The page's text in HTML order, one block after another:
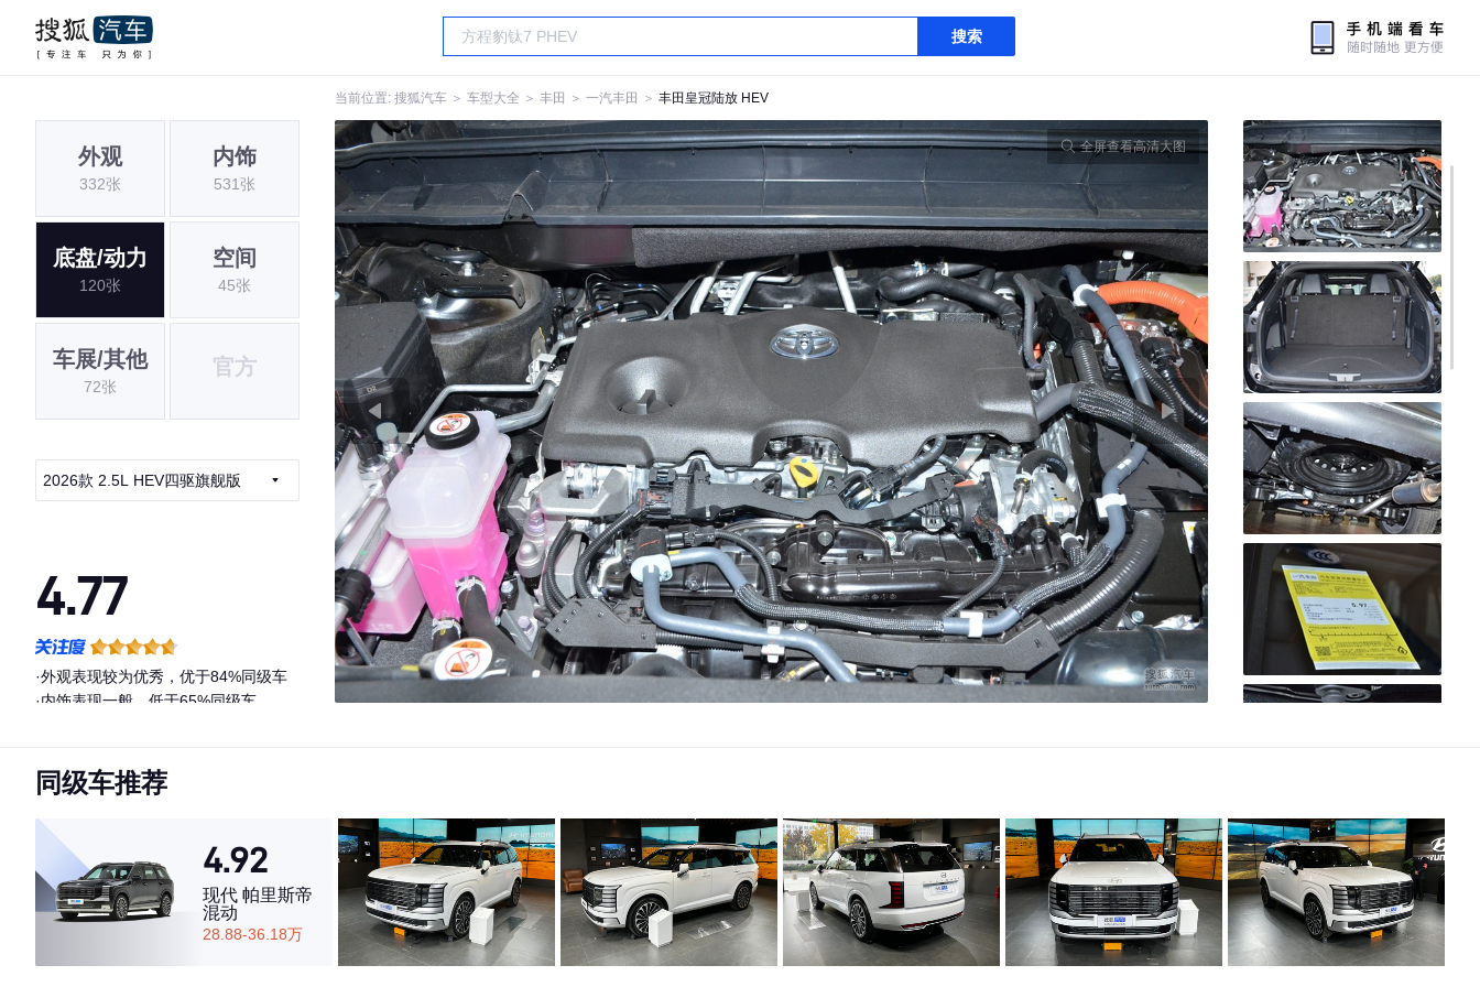
搜索
当前位置: 搜狐汽车 ＞ 车型大全 ＞ 丰田 ＞ 一汽丰田 ＞ 丰田皇冠陆放 HEV
外观
332张
内饰
531张
底盘/动力
120张
空间
45张
车展/其他
72张
官方
2026款 2.5L HEV四驱旗舰版
4.77
·外观表现较为优秀，优于84%同级车
·内饰表现一般，低于65%同级车
全屏查看高清大图
同级车推荐
4.92
现代 帕里斯帝
混动
28.88-36.18万